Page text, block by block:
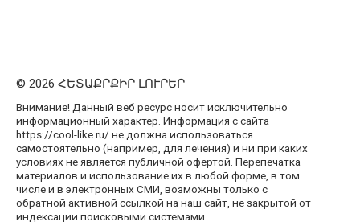
© 2026 ՀԵՏԱՔՐՔԻՐ ԼՈՒՐԵՐ
Внимание! Данный веб ресурс носит исключительно
информационный характер. Информация с сайта
https://cool-like.ru/ не должна использоваться
самостоятельно (например, для лечения) и ни при каких
условиях не является публичной офертой. Перепечатка
материалов и использование их в любой форме, в том
числе и в электронных СМИ, возможны только с
обратной активной ссылкой на наш сайт, не закрытой от
индексации поисковыми системами.